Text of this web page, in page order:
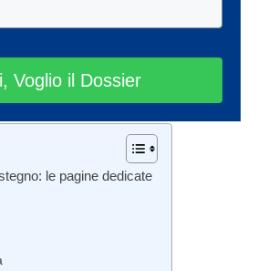
Voglio il Dossier
le pagine dedicate